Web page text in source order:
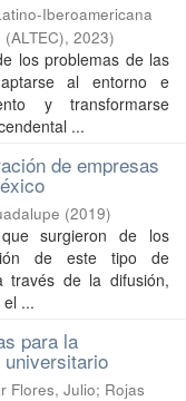
Iberoamericana
, 2023)
los problemas de las
al entorno e
y transformarse
...
de empresas
(2019)
surgieron de los
de este tipo de
través de la difusión,
...
para la
universitario
Flores, Julio; Rojas